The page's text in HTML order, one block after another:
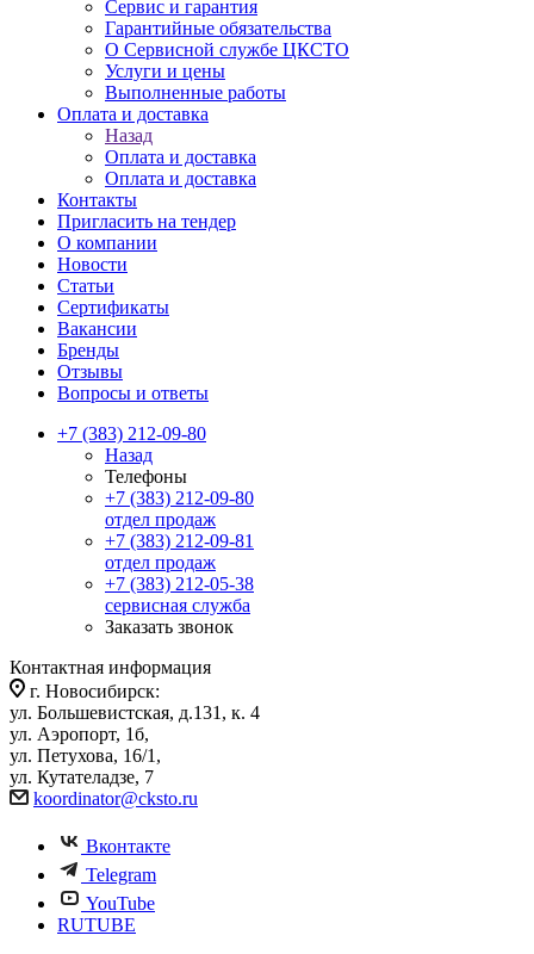
Сервис и гарантия
Гарантийные обязательства
О Сервисной службе ЦКСТО
Услуги и цены
Выполненные работы
Оплата и доставка
Назад
Оплата и доставка
Оплата и доставка
Контакты
Пригласить на тендер
О компании
Новости
Статьи
Сертификаты
Вакансии
Бренды
Отзывы
Вопросы и ответы
+7 (383) 212-09-80
Назад
Телефоны
+7 (383) 212-09-80
отдел продаж
+7 (383) 212-09-81
отдел продаж
+7 (383) 212-05-38
сервисная служба
Заказать звонок
Контактная информация
г. Новосибирск:
ул. Большевистская, д.131, к. 4
ул. Аэропорт, 1б,
ул. Петухова, 16/1,
ул. Кутателадзе, 7
koordinator@cksto.ru
Вконтакте
Telegram
YouTube
RUTUBE